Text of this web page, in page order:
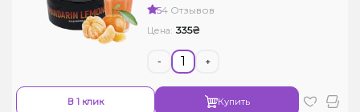
54 Отзывов
Цена: 335₴
- +
В 1 клик Купить